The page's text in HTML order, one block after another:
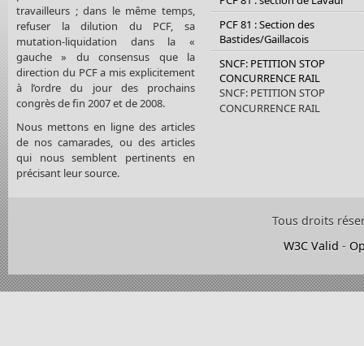
travailleurs ; dans le même temps,
refuser la dilution du PCF, sa
mutation-liquidation dans la «
gauche » du consensus que la
direction du PCF a mis explicitement
à l’ordre du jour des prochains
congrès de fin 2007 et de 2008.
Nous mettons en ligne des articles
de nos camarades, ou des articles
qui nous semblent pertinents en
précisant leur source.
PCF 81 : Section des
Bastides/Gaillacois
SNCF: PETITION STOP
CONCURRENCE RAIL
SNCF: PETITION STOP
CONCURRENCE RAIL
Tous droits
W3C Valid -